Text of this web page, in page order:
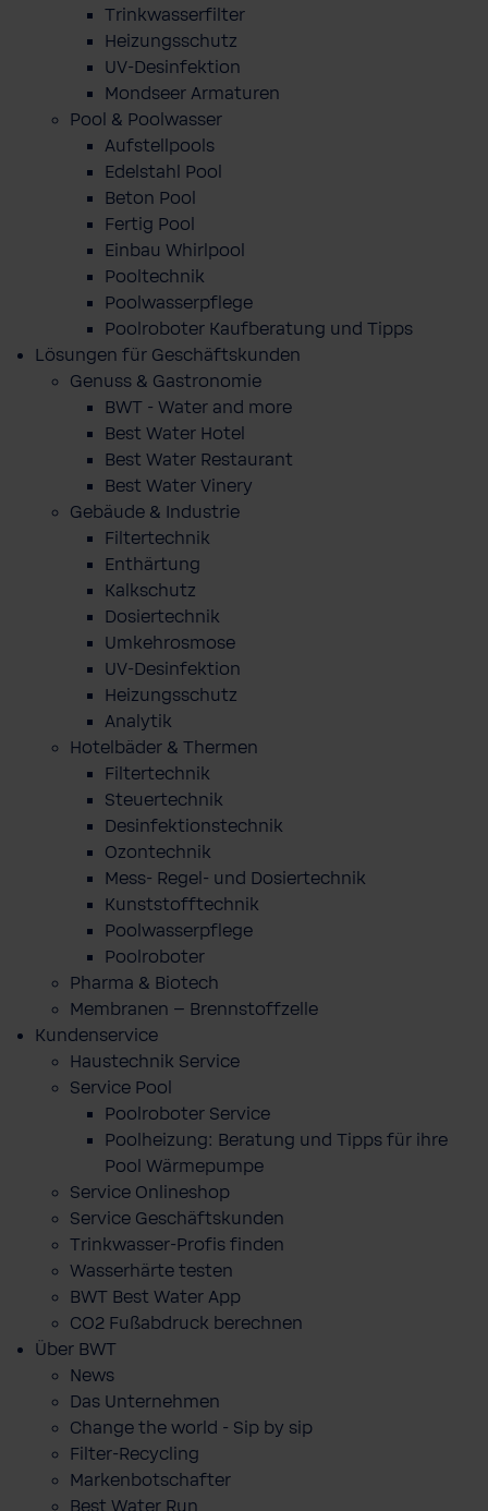
Trinkwasserfilter
Heizungsschutz
UV-Desinfektion
Mondseer Armaturen
Pool & Poolwasser
Aufstellpools
Edelstahl Pool
Beton Pool
Fertig Pool
Einbau Whirlpool
Pooltechnik
Poolwasserpflege
Poolroboter Kaufberatung und Tipps
Lösungen für Geschäftskunden
Genuss & Gastronomie
BWT - Water and more
Best Water Hotel
Best Water Restaurant
Best Water Vinery
Gebäude & Industrie
Filtertechnik
Enthärtung
Kalkschutz
Dosiertechnik
Umkehrosmose
UV-Desinfektion
Heizungsschutz
Analytik
Hotelbäder & Thermen
Filtertechnik
Steuertechnik
Desinfektionstechnik
Ozontechnik
Mess- Regel- und Dosiertechnik
Kunststofftechnik
Poolwasserpflege
Poolroboter
Pharma & Biotech
Membranen – Brennstoffzelle
Kundenservice
Haustechnik Service
Service Pool
Poolroboter Service
Poolheizung: Beratung und Tipps für ihre
Pool Wärmepumpe
Service Onlineshop
Service Geschäftskunden
Trinkwasser-Profis finden
Wasserhärte testen
BWT Best Water App
CO2 Fußabdruck berechnen
Über BWT
News
Das Unternehmen
Change the world - Sip by sip
Filter-Recycling
Markenbotschafter
Best Water Run